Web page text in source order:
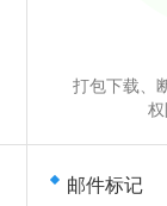
打包下载、
邮件标记